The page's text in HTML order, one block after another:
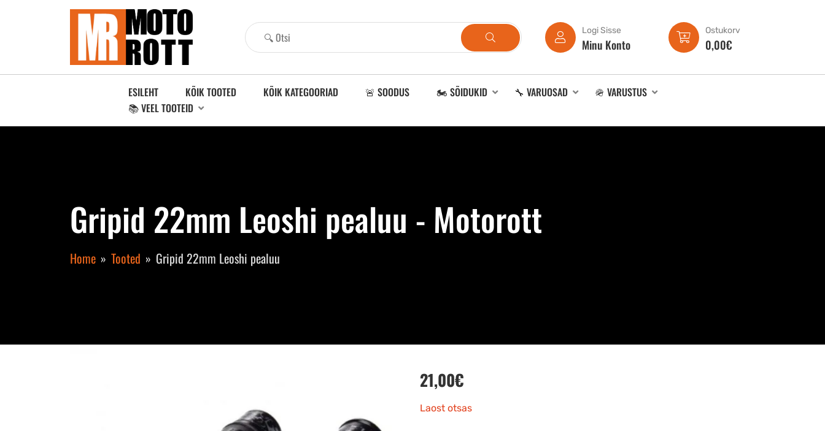
Logi Sisse
Minu Konto
Ostukorv
0,00€
ESILEHT KÕIK TOOTED KÕIK KATEGOORIAD 🚨 SOODUS 🏍️ SÕIDUKID 🔧 VARUOSAD
🪖 VARUSTUS
📚 VEEL TOOTEID
Gripid 22mm Leoshi pealuu - Motorott
Home Tooted Gripid 22mm Leoshi pealuu
21,00€
Laost otsas